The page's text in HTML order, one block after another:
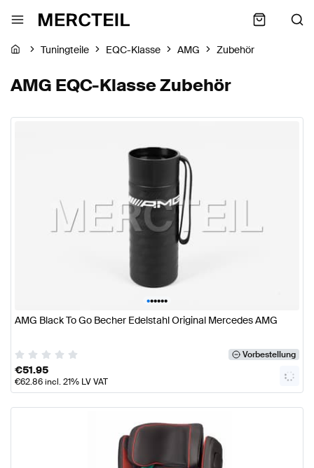
Tuningteile EQC-Klasse AMG Zubehör
AMG EQC-Klasse Zubehör
••••••
AMG Black To Go Becher Edelstahl Original Mercedes AMG
Vorbestellung
€51.95
€62.86incl. 21% LV VAT